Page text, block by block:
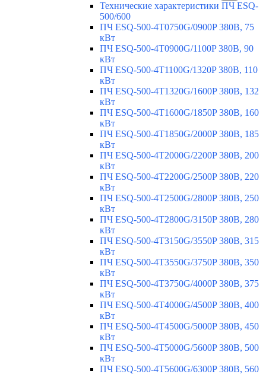
Технические характеристики ПЧ ESQ-
500/600
ПЧ ESQ-500-4T0750G/0900P 380В, 75
кВт
ПЧ ESQ-500-4T0900G/1100P 380В, 90
кВт
ПЧ ESQ-500-4T1100G/1320P 380В, 110
кВт
ПЧ ESQ-500-4T1320G/1600P 380В, 132
кВт
ПЧ ESQ-500-4T1600G/1850P 380В, 160
кВт
ПЧ ESQ-500-4T1850G/2000P 380В, 185
кВт
ПЧ ESQ-500-4T2000G/2200P 380В, 200
кВт
ПЧ ESQ-500-4T2200G/2500P 380В, 220
кВт
ПЧ ESQ-500-4T2500G/2800P 380В, 250
кВт
ПЧ ESQ-500-4T2800G/3150P 380В, 280
кВт
ПЧ ESQ-500-4T3150G/3550P 380В, 315
кВт
ПЧ ESQ-500-4T3550G/3750P 380В, 350
кВт
ПЧ ESQ-500-4T3750G/4000P 380В, 375
кВт
ПЧ ESQ-500-4T4000G/4500P 380В, 400
кВт
ПЧ ESQ-500-4T4500G/5000P 380В, 450
кВт
ПЧ ESQ-500-4T5000G/5600P 380В, 500
кВт
ПЧ ESQ-500-4T5600G/6300P 380В, 560